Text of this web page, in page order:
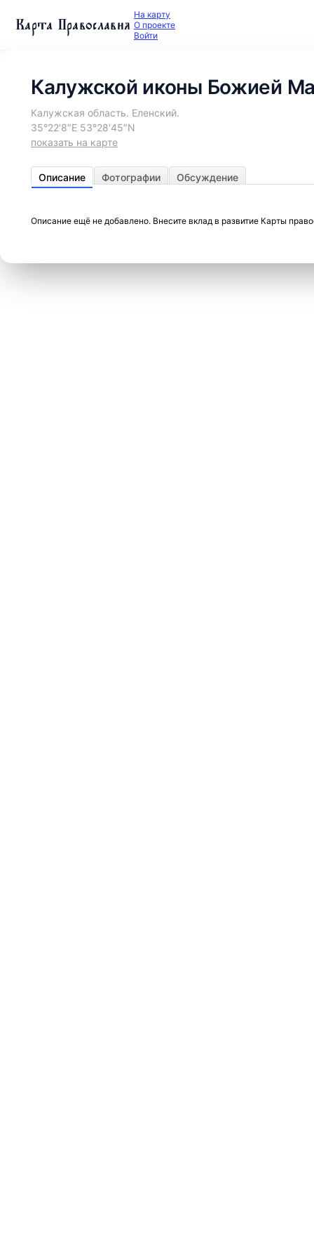
Карта Православия На карту
О проекте
Войти
Калужской иконы Божией
Калужская область. Еленский.
35°22′8″E 53°28′45″N
показать на карте
Описание Фотографии Обсуждение
Описание ещё не добавлено. Внесите вклад в развитие Карты